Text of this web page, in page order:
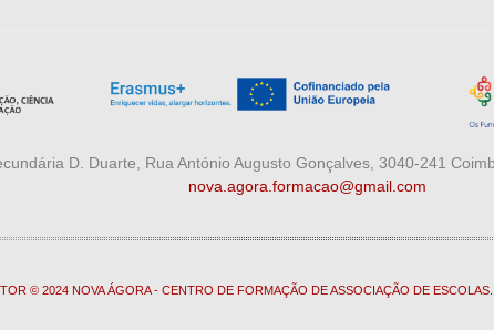
D. Duarte, Rua António Augusto Gonçalves, 3040-241
nova.agora.formacao@gmail.com
© 2024 NOVA ÁGORA - CENTRO DE FORMAÇÃO DE ASSOCIAÇÃO DE